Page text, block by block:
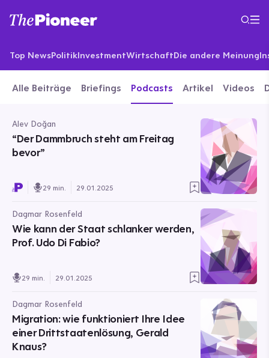
Top NewsPolitikInvestmentWirtschaftDie andere Meinung
Alle Beiträge Briefings Podcasts Artikel Videos
Alev Doğan
“Der Dammbruch steht am Freitag
bevor”
29 min. 29.01.2025
Dagmar Rosenfeld
Wie kann der Staat schlanker werden,
Prof. Udo Di Fabio?
29 min. 29.01.2025
Dagmar Rosenfeld
Migration: wie funktioniert Ihre Idee
einer Drittstaatenlösung, Gerald
Knaus?